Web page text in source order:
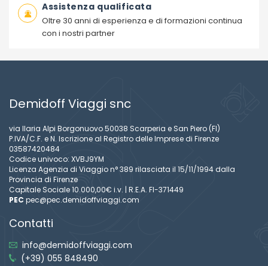
Assistenza qualificata
Oltre 30 anni di esperienza e di formazioni continua
con i nostri partner
Demidoff Viaggi snc
via Ilaria Alpi Borgonuovo 50038 Scarperia e San Piero (FI)
P.IVA/C.F. e N. Iscrizione al Registro delle Imprese di Firenze
03587420484
Codice univoco: XVBJ9YM
Licenza Agenzia di Viaggio n° 389 rilasciata il 15/11/1994 dalla
Provincia di Firenze
Capitale Sociale 10.000,00€ i.v. | R.E.A. FI-371449
PEC pec@pec.demidoffviaggi.com
Contatti
info@demidoffviaggi.com
(+39) 055 848490